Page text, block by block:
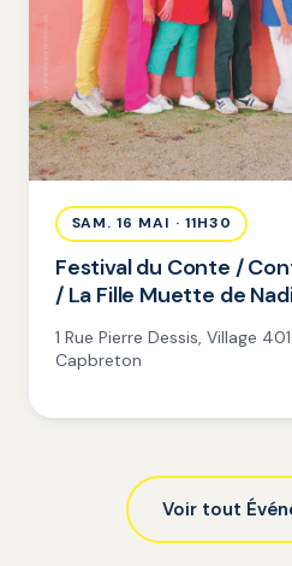
SAM. 16 MAI · 11H30
Festival du Conte /
/ La Fille Muette de
1 Rue Pierre Dessis, Village
Capbreton
Voir tout